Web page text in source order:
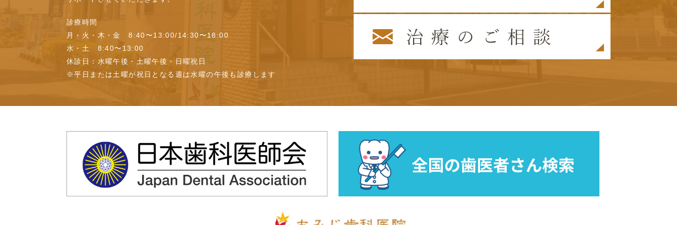
診療時間
月・火・木・金 8:40〜13:00/14:30〜18:00
水・土 8:40〜13:00
休診日：水曜午後・土曜午後・日曜祝日
※平日または土曜が祝日となる週は水曜の午後も診療します